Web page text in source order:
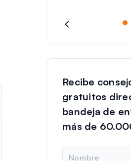
Recibe
gratuitos
bandeja de
más de